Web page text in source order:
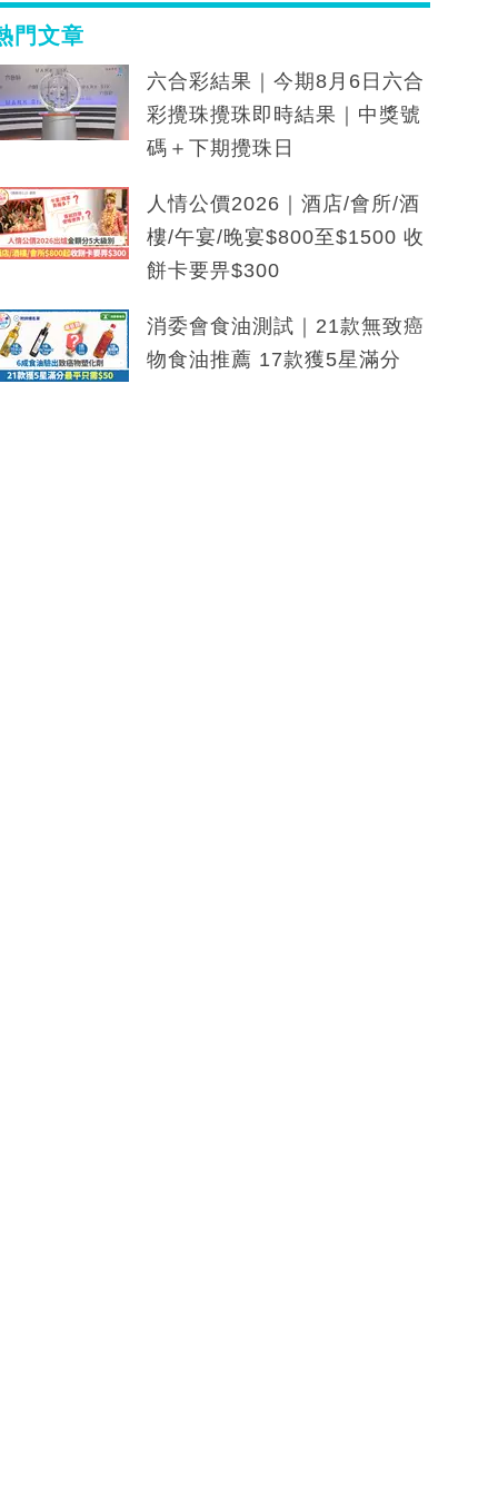
門文章
六合彩結果｜今期8月6日六合
彩攪珠攪珠即時結果｜中獎號
碼＋下期攪珠日
人情公價2026｜酒店/會所/酒
樓/午宴/晚宴$800至$1500 收
餅卡要畀$300
消委會食油測試｜21款無致癌
物食油推薦 17款獲5星滿分